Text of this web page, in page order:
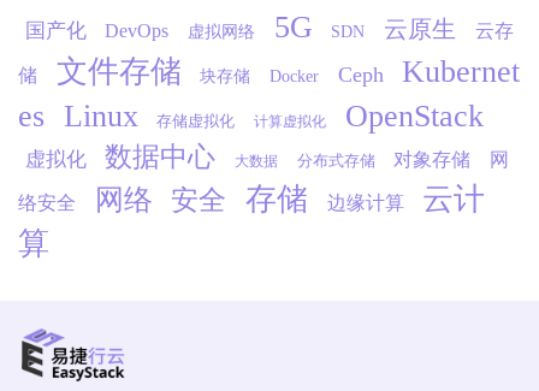
国产化 DevOps 虚拟网络 5G SDN 云原生 云存
储 文件存储 块存储 Docker Ceph
Kubernet
es
Linux 存储虚拟化 计算虚拟化 OpenStack
虚拟化 数据中心 大数据 分布式存储 对象存储 网
络安全 网络 安全 存储 边缘计算
云计
算